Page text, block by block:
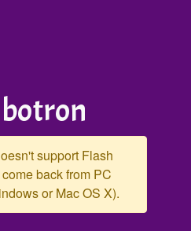
support Flash
back from PC
or Mac OS X).